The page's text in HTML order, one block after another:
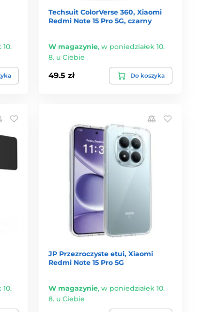
Techsuit ColorVerse 360, Xiaomi
Redmi Note 15 Pro 5G, czarny
W magazynie,w poniedziałek 10.
8. u Ciebie
49.5 zł Do koszyka
JP Przezroczyste etui, Xiaomi
Redmi Note 15 Pro 5G
W magazynie,w poniedziałek 10.
8. u Ciebie